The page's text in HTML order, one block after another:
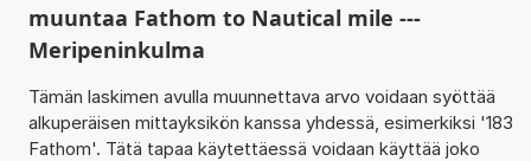
muuntaa Fathom to Nautical mile ---
Meripeninkulma
Tämän laskimen avulla muunnettava arvo voidaan syöttää
alkuperäisen mittayksikön kanssa yhdessä, esimerkiksi '183
Fathom'. Tätä tapaa käytettäessä voidaan käyttää joko